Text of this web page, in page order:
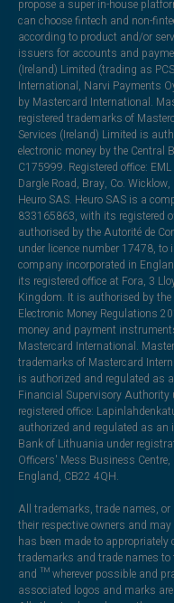
propose a super in-house
can choose fintech and non-
according to product and/or
issuers for accounts and
(Ireland) Limited (trading as
International, Narvi Payments
by Mastercard International.
registered trademarks of
Services (Ireland) Limited is
electronic money by the Central
C175999. Registered office:
Dargle Road, Bray, Co.
Heuro SAS. Heuro SAS is a
833165863, with its registered
authorised by the Autorité de
under licence number 17478,
company incorporated in
its registered office at Fora, 3
Kingdom. It is authorised by
Electronic Money Regulations
money and payment
Mastercard International.
trademarks of Mastercard
is authorized and regulated as
Financial Supervisory
registered office:
authorized and regulated as an
Bank of Lithuania under
Officers' Mess Business
England, CB22 4QH.
All trademarks, trade names, or
their respective owners and
has been made to
trademarks and trade names
and ™ wherever possible and
associated logos and marks